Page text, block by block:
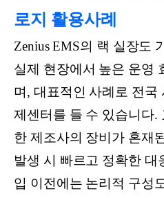
로지 활용사례
Zenius EMS의 랙 실장도
실제 현장에서 높은 운영
며, 대표적인 사례로 전국
제센터를 들 수 있습니다.
한 제조사의 장비가 혼재
발생 시 빠르고 정확한 대
입 이전에는 논리적 구성